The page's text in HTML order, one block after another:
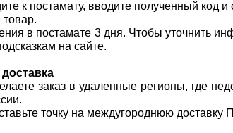
к постамату, вводите полученный код и
товар.
в постамате 3 дня. Чтобы уточнить
на сайте.
заказ в удаленные регионы, где
точку на междугороднюю